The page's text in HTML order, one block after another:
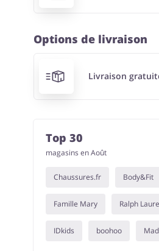
Options de livraison
Livraison
Top 30
magasins en Août
Chaussures.fr Body&Fit
Famille Mary Ralph
IDkids boohoo